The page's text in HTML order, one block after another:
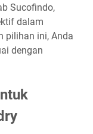
Sucofindo,
dalam
pilihan ini, Anda
dengan